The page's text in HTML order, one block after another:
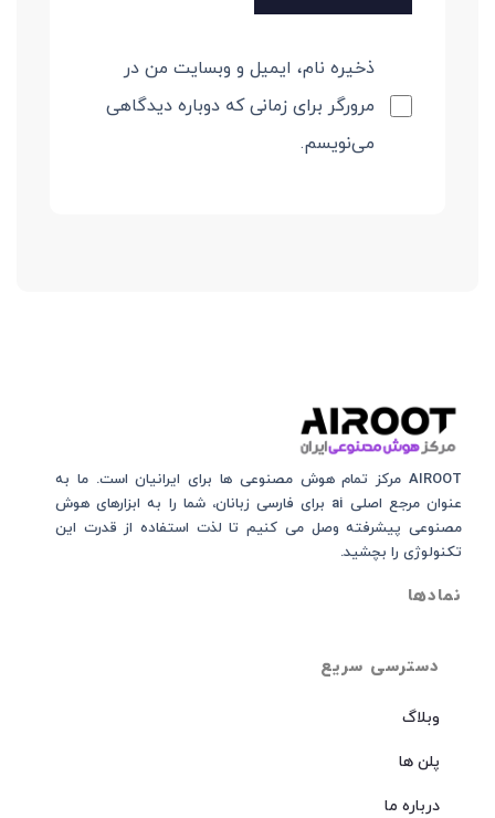
ذخیره نام، ایمیل و وبسایت من در
مرورگر برای زمانی که دوباره دیدگاهی
می‌نویسم.
دسترسی سریع
وبلاگ
پلن ها
درباره ما
AIROOT مرکز تمام هوش مصنوعی‌‌‌ ها برای ایرانیان است. ما به
عنوان مرجع اصلی ai برای فارسی زبانان، شما را به ابزارهای هوش
مصنوعی پیشرفته وصل می کنیم تا لذت استفاده از قدرت این
تکنولوژی را بچشید.
نمادها